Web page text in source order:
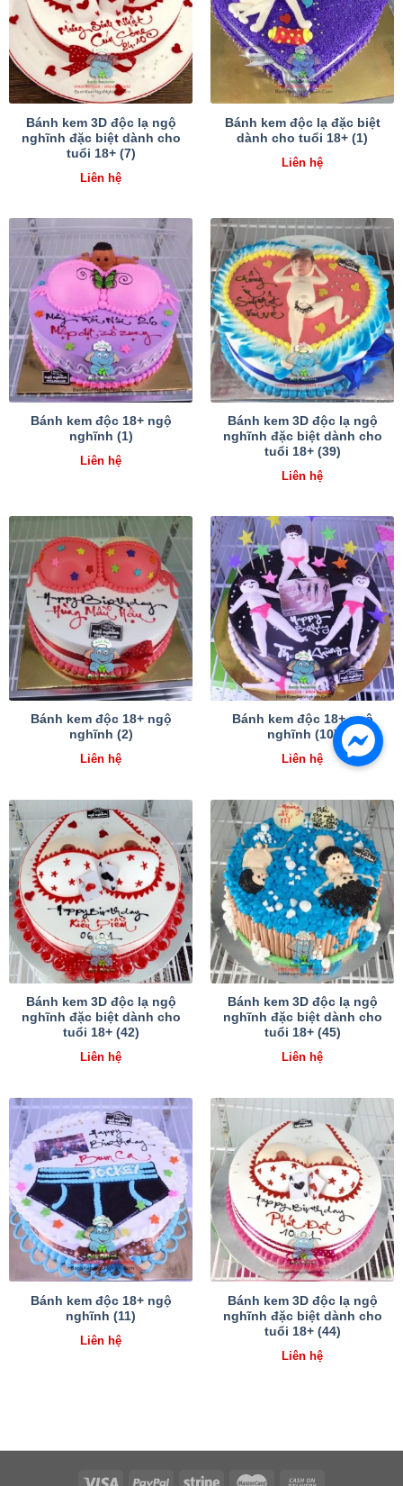
Bánh kem 3D độc lạ ngộ
nghĩnh đặc biệt dành cho
tuổi 18+ (7)
Liên hệ
Bánh kem độc lạ đặc biệt
dành cho tuổi 18+ (1)
Liên hệ
Bánh kem độc 18+ ngộ
nghĩnh (1)
Liên hệ
Bánh kem 3D độc lạ ngộ
nghĩnh đặc biệt dành cho
tuổi 18+ (39)
Liên hệ
Bánh kem độc 18+ ngộ
nghĩnh (2)
Liên hệ
Bánh kem độc 18+ ngộ
nghĩnh (10)
Liên hệ
Bánh kem 3D độc lạ ngộ
nghĩnh đặc biệt dành cho
tuổi 18+ (42)
Liên hệ
Bánh kem 3D độc lạ ngộ
nghĩnh đặc biệt dành cho
tuổi 18+ (45)
Liên hệ
Bánh kem độc 18+ ngộ
nghĩnh (11)
Liên hệ
Bánh kem 3D độc lạ ngộ
nghĩnh đặc biệt dành cho
tuổi 18+ (44)
Liên hệ